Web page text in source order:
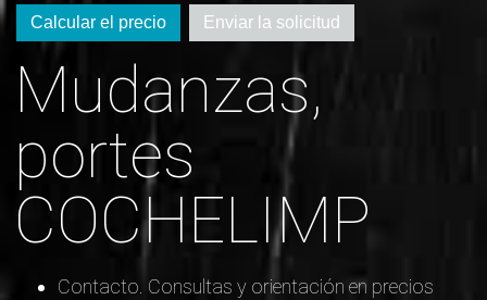
Calcular el precio Enviar la solicitud
Mudanzas,
portes
COCHELIMP
Contacto. Consultas y orientación en precios